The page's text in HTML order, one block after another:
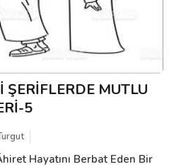
MUTLU
5
Hayatını Berbat Eden Bir